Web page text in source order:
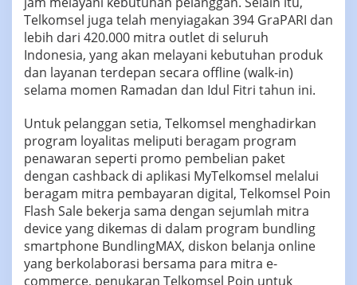
Telkomsel juga telah menyiagakan 394 GraPARI dan
lebih dari 420.000 mitra outlet di seluruh
Indonesia, yang akan melayani kebutuhan produk
dan layanan terdepan secara offline (walk-in)
selama momen Ramadan dan Idul Fitri tahun ini.
Untuk pelanggan setia, Telkomsel menghadirkan
program loyalitas meliputi beragam program
penawaran seperti promo pembelian paket
dengan cashback di aplikasi MyTelkomsel melalui
beragam mitra pembayaran digital, Telkomsel Poin
Flash Sale bekerja sama dengan sejumlah mitra
device yang dikemas di dalam program bundling
smartphone BundlingMAX, diskon belanja online
yang berkolaborasi bersama para mitra e-
commerce, penukaran Telkomsel Poin untuk